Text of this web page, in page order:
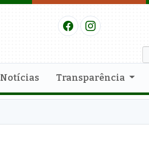
Notícias Transparência